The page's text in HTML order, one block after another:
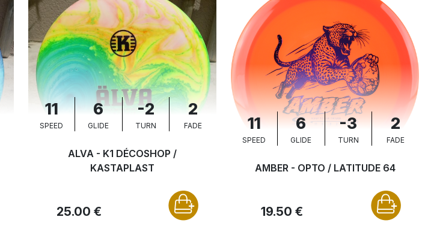
11
SPEED
6
GLIDE
-2
TURN
2
FADE
ALVA - K1 DÉCOSHOP /
KASTAPLAST
25.00 €
11
SPEED
6
GLIDE
-3
TURN
2
FADE
AMBER - OPTO / LATITUDE 64
19.50 €